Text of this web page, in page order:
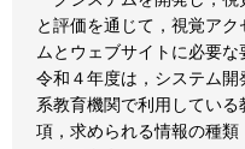
と評価を通じて，視覚ア
ムとウェブサイトに必要な
令和４年度は，システム
系教育機関で利用してい
項，求められる情報の種